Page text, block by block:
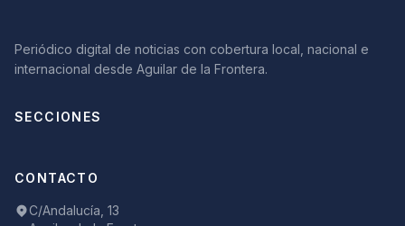
Periódico digital de noticias con cobertura local, nacional e
internacional desde Aguilar de la Frontera.
SECCIONES
CONTACTO
C/Andalucía, 13